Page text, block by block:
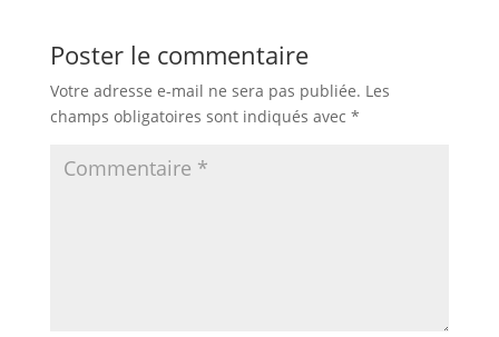
Poster le commentaire
Votre adresse e-mail ne sera pas publiée. Les
champs obligatoires sont indiqués avec *